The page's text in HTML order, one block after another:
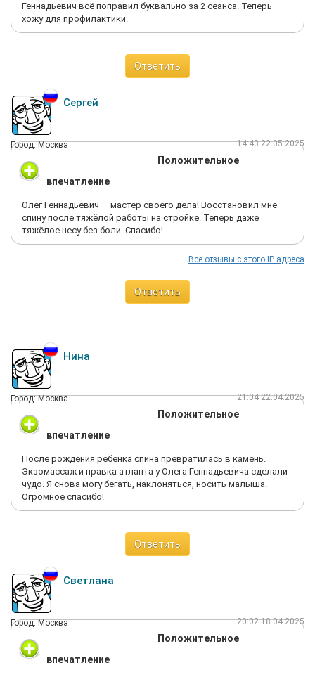
Геннадьевич всё поправил буквально за 2 сеанса. Теперь
хожу для профилактики.
Ответить
Сергей
Город: Москва 14:43 22.05.2025
Положительное
впечатление
Олег Геннадьевич — мастер своего дела! Восстановил мне
спину после тяжёлой работы на стройке. Теперь даже
тяжёлое несу без боли. Спасибо!
Все отзывы с этого IP адреса
Ответить
Нина
Город: Москва 21:04 22.04.2025
Положительное
впечатление
После рождения ребёнка спина превратилась в камень.
Экзомассаж и правка атланта у Олега Геннадьевича сделали
чудо. Я снова могу бегать, наклоняться, носить малыша.
Огромное спасибо!
Ответить
Светлана
Город: Москва 20:02 18.04.2025
Положительное
впечатление